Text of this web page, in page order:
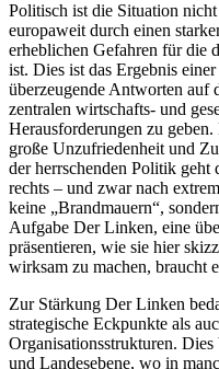
Politisch ist die Situation
europaweit durch einen
erheblichen Gefahren für die
ist. Dies ist das Ergebnis
überzeugende Antworten auf
zentralen wirtschafts- und
Herausforderungen zu
große Unzufriedenheit und
der herrschenden Politik geht
rechts – und zwar nach
keine „Brandmauern“,
Aufgabe Der Linken, eine
präsentieren, wie sie hier
wirksam zu machen, braucht
Zur Stärkung Der Linken
strategische Eckpunkte als
Organisationsstrukturen.
und Landesebene, wo in